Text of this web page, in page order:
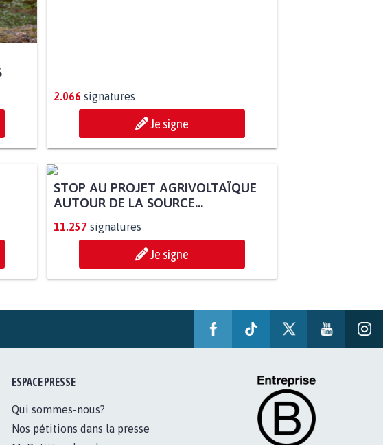
2.066 signatures
Je signe
STOP AU PROJET AGRIVOLTAÏQUE
AUTOUR DE LA SOURCE...
11.257 signatures
Je signe
ESPACE PRESSE
Qui sommes-nous?
Nos pétitions dans la presse